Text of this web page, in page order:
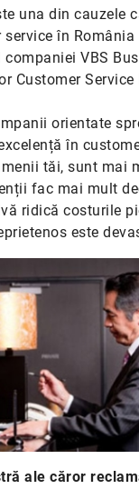
una din
în
VBS
Customer
orientate
în
tăi, sunt mai
fac mai mult
ridică costurile
este
ale căror